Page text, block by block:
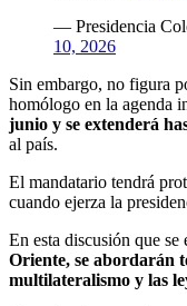
— Presidencia
10, 2026
Sin embargo, no figura
homólogo en la agenda
junio y se extenderá
al país.
El mandatario tendrá
cuando ejerza la
En esta discusión que se
Oriente, se abordarán
multilateralismo y las